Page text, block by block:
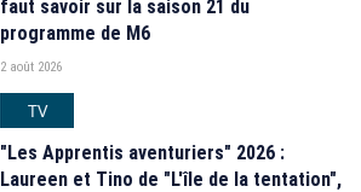
faut savoir sur la saison 21 du
programme de M6
2 août 2026
TV
"Les Apprentis aventuriers" 2026 :
Laureen et Tino de "L'île de la tentation",